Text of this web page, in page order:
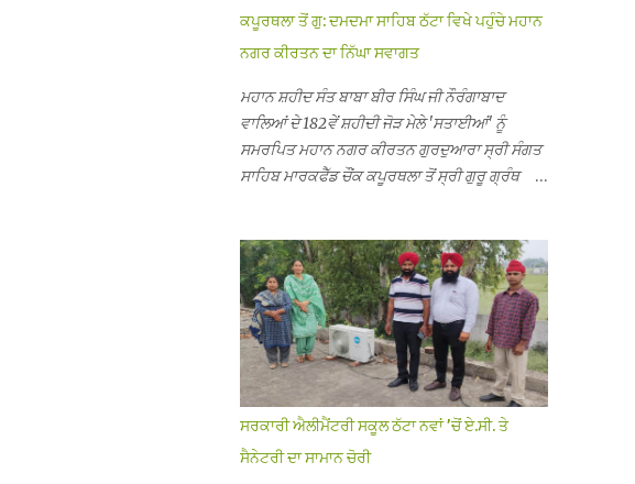
ਕਪੂਰਥਲਾ ਤੋਂ ਗੁ: ਦਮਦਮਾ ਸਾਹਿਬ ਠੱਟਾ ਵਿਖੇ ਪਹੁੰਚੇ ਮਹਾਨ
ਨਗਰ ਕੀਰਤਨ ਦਾ ਨਿੱਘਾ ਸਵਾਗਤ
ਮਹਾਨ ਸ਼ਹੀਦ ਸੰਤ ਬਾਬਾ ਬੀਰ ਸਿੰਘ ਜੀ ਨੌਰੰਗਾਬਾਦ
ਵਾਲਿਆਂ ਦੇ 182ਵੇਂ ਸ਼ਹੀਦੀ ਜੋੜ ਮੇਲੇ 'ਸਤਾਈਆਂ' ਨੂੰ
ਸਮਰਪਿਤ ਮਹਾਨ ਨਗਰ ਕੀਰਤਨ ਗੁਰਦੁਆਰਾ ਸ੍ਰੀ ਸੰਗਤ
ਸਾਹਿਬ ਮਾਰਕਫੈੱਡ ਚੌਂਕ ਕਪੂਰਥਲਾ ਤੋਂ ਸ੍ਰੀ ਗੁਰੂ ਗ੍ਰੰਥ
ਭਗਤਪੁਰ, ਭਗਵਾਨਪੁਰ, ਝੁੱਗੀਆਂ ਗੁਲਾਮ, ਮਜਾਦਪੁਰ,
ਕੁੱਲੀਆਂ, ਰੱਤਾ ਨੌ ਅਬਾਦ, ਕੋਲੀਆਂਵਾਲ, ਅੱਡਾ ਸਾਬੂਵਾਲ,
ਦਰੀਏਵਾਲ, ਟੋਡਰਵਾਲ, ਨਵਾਂ ਠੱਟਾ, ਪੁਰਾਣਾ ਠੱਟਾ ਤੋਂ ਹੁੰਦਾ
ਹੋਇਆ ਗੁਰਦੁਆਰਾ ਸ੍ਰੀ ਦਮਦਮਾ ਸਾਹਿਬ ਠੱਟਾ ਵਿਖੇ
ਪਹੁੰਚਿਆ। ਨਗਰ ਕੀਰਤਨ ਦੇ ਗੁਰਦੁਆਰਾ ਸ੍ਰੀ ਦਮਦਮਾ
ਸਾਹਿਬ ਠੱਟਾ ਵਿਖੇ ਪਹੁੰਚਣ ’ਤੇ ਮੁੱਖ ਸੇਵਾਦਾਰ ਸੰਤ ਬਾਬਾ
ਹਰਜੀਤ ਸਿੰਘ ਤੇ ਇਲਾਕੇ ਦੀਆਂ ਸੰਗਤਾਂ ਵੱਲੋਂ ਜੈਕਾਰਿਆਂ ਦੀ
ਗੂੰਜ ਵਿਚ ਨਿੱਘਾ ਸਵਾਗਤ ਕੀਤਾ ਗਿਆ। ਗੁਰਦੁਆਰਾ ਸ੍ਰੀ
ਦਮਦਮਾ ਸਾਹਿਬ ਠੱਟਾ ਵਿਖੇ ਨਗਰ ਕੀਰਤਨ ਦੇ ਸਮਾਪਤੀ ਦੀ
ਸਰਕਾਰੀ ਐਲੀਮੈਂਟਰੀ ਸਕੂਲ ਠੱਟਾ ਨਵਾਂ ’ਚੋਂ ਏ.ਸੀ. ਤੇ
ਸੈਨੇਟਰੀ ਦਾ ਸਾਮਾਨ ਚੋਰੀ